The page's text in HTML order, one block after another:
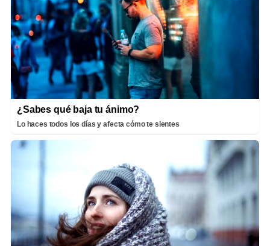
¿Sabes qué baja tu ánimo?
Lo haces todos los días y afecta cómo te sientes